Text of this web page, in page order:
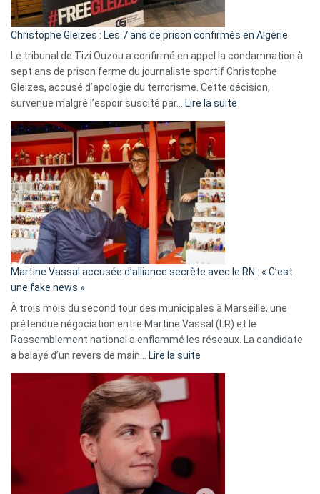
d’Israël
Christophe Gleizes : Les 7 ans de prison confirmés en Algérie
Le tribunal de Tizi Ouzou a confirmé en appel la condamnation à
sept ans de prison ferme du journaliste sportif Christophe
Gleizes, accusé d’apologie du terrorisme. Cette décision,
survenue malgré l’espoir suscité par…
Lire la suite
Algérie
Martine Vassal accusée d’alliance secrète avec le RN : « C’est
une fake news »
À trois mois du second tour des municipales à Marseille, une
prétendue négociation entre Martine Vassal (LR) et le
Rassemblement national a enflammé les réseaux. La candidate
a balayé d’un revers de main…
Lire la suite
d’alliance
secrète